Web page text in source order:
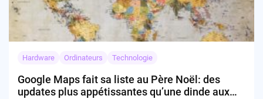
Hardware Ordinateurs Technologie
Google Maps fait sa liste au Père Noël: des
updates plus appétissantes qu’une dinde aux